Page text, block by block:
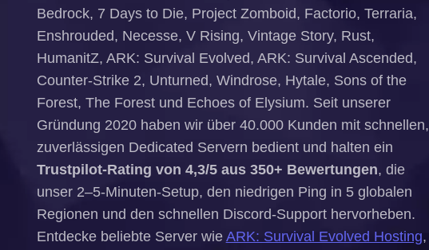
Bedrock, 7 Days to Die, Project Zomboid, Factorio, Terraria,
Enshrouded, Necesse, V Rising, Vintage Story, Rust,
HumanitZ, ARK: Survival Evolved, ARK: Survival Ascended,
Counter-Strike 2, Unturned, Windrose, Hytale, Sons of the
Forest, The Forest und Echoes of Elysium. Seit unserer
Gründung 2020 haben wir über 40.000 Kunden mit schnellen,
zuverlässigen Dedicated Servern bedient und halten ein
Trustpilot-Rating von 4,3/5 aus 350+ Bewertungen, die
unser 2–5-Minuten-Setup, den niedrigen Ping in 5 globalen
Regionen und den schnellen Discord-Support hervorheben.
Entdecke beliebte Server wie ARK: Survival Evolved Hosting,